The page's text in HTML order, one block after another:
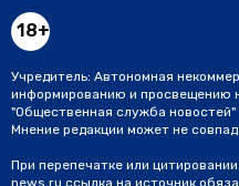
18+
Учредитель: Автономная
информированию и просвещению
"Общественная служба новостей"
Мнение редакции может не
При перепечатке или
news.ru ссылка на источник